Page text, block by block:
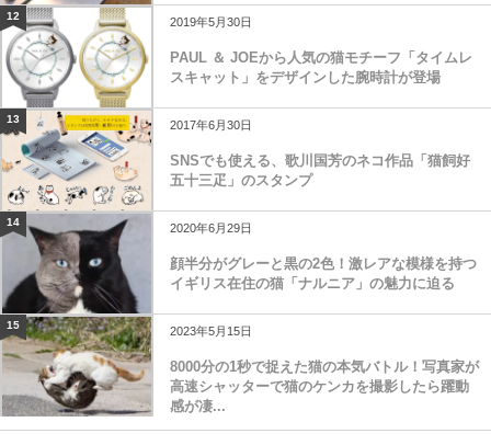
12 2019年5月30日
PAUL ＆ JOEから人気の猫モチーフ「タイムレ
スキャット」をデザインした腕時計が登場
13 2017年6月30日
SNSでも使える、歌川国芳のネコ作品「猫飼好
五十三疋」のスタンプ
14 2020年6月29日
顔半分がグレーと黒の2色！激レアな模様を持つ
イギリス在住の猫「ナルニア」の魅力に迫る
15 2023年5月15日
8000分の1秒で捉えた猫の本気バトル！写真家が
高速シャッターで猫のケンカを撮影したら躍動
感が凄...